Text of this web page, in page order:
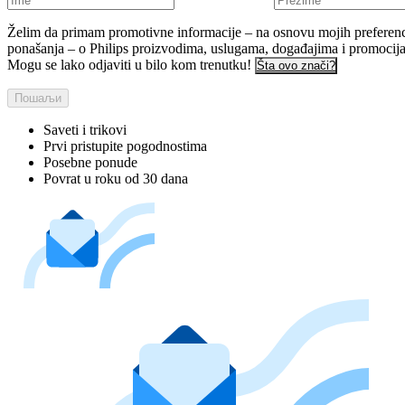
Želim da primam promotivne informacije – na osnovu mojih
ponašanja – o Philips proizvodima, uslugama, događajima i
Mogu se lako odjaviti u bilo kom trenutku! Šta ovo znači?
Пошаљи
Saveti i trikovi
Prvi pristupite pogodnostima
Posebne ponude
Povrat u roku od 30 dana